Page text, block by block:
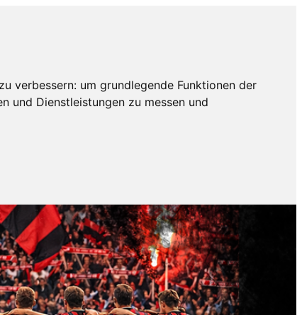
verbessern: um grundlegende Funktionen der
und Dienstleistungen zu messen und